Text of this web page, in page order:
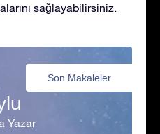
sağlayabilirsiniz.
Son Makaleler
Yazar